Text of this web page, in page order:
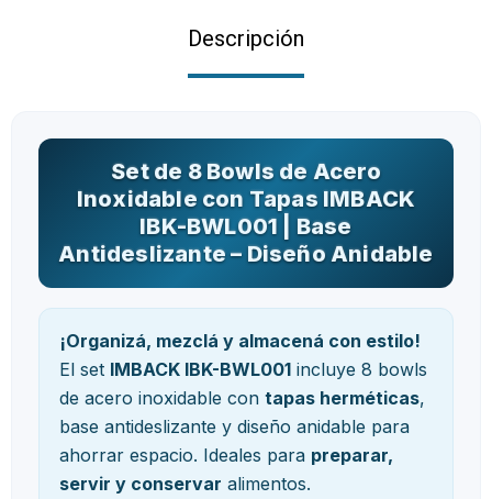
Descripción
Set de 8 Bowls de Acero
Inoxidable con Tapas IMBACK
IBK-BWL001 | Base
Antideslizante – Diseño Anidable
¡Organizá, mezclá y almacená con estilo!
El set IMBACK IBK-BWL001 incluye 8 bowls
de acero inoxidable con tapas herméticas,
base antideslizante y diseño anidable para
ahorrar espacio. Ideales para preparar,
servir y conservar alimentos.